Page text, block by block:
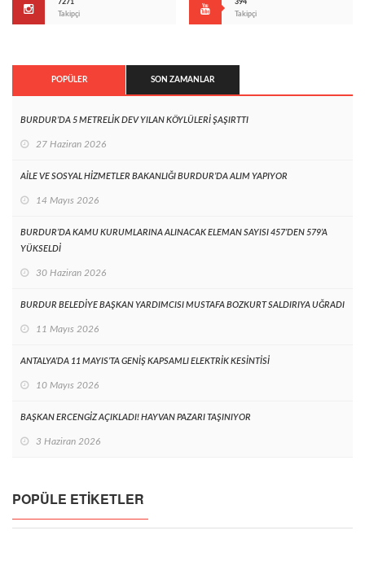
7271
Takipçi
394
Takipçi
POPÜLER SON ZAMANLAR
BURDUR’DA 5 METRELİK DEV YILAN KÖYLÜLERİ ŞAŞIRTTI
27 Haziran 2026
AİLE VE SOSYAL HİZMETLER BAKANLIĞI BURDUR’DA ALIM YAPIYOR
14 Mayıs 2026
BURDUR’DA KAMU KURUMLARINA ALINACAK ELEMAN SAYISI 457’DEN 579’A
YÜKSELDİ
30 Haziran 2026
BURDUR BELEDİYE BAŞKAN YARDIMCISI MUSTAFA BOZKURT SALDIRIYA UĞRADI
11 Mayıs 2026
ANTALYA’DA 11 MAYIS’TA GENİŞ KAPSAMLI ELEKTRİK KESİNTİSİ
10 Mayıs 2026
BAŞKAN ERCENGİZ AÇIKLADI! HAYVAN PAZARI TAŞINIYOR
3 Haziran 2026
POPÜLE ETIKETLER